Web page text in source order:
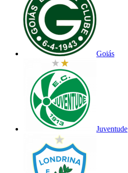
Goiás
Juventude